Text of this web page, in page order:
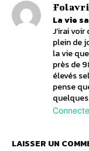
La vie
J’irai
plein de
la vie
près de
élevés
pense
LAISSER UN